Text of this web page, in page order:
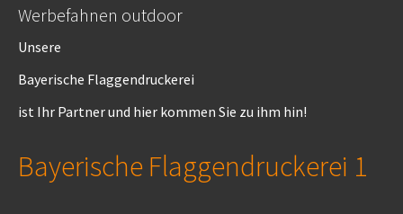
Werbefahnen outdoor
Unsere
Bayerische Flaggendruckerei
ist Ihr Partner und hier kommen Sie zu ihm hin!
Bayerische Flaggendruckerei 1